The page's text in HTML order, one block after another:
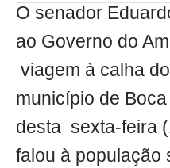
O senador
ao Governo do
viagem à calha
município de
desta sexta-feira
falou à população